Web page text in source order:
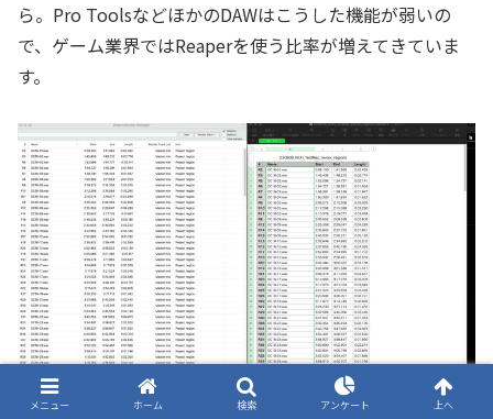
ら。Pro ToolsなどほかのDAWはこうした機能が弱いの
で、ゲーム業界ではReaperを使う比率が増えてきていま
す。
メニュー ホーム 検索 アンケート 上へ